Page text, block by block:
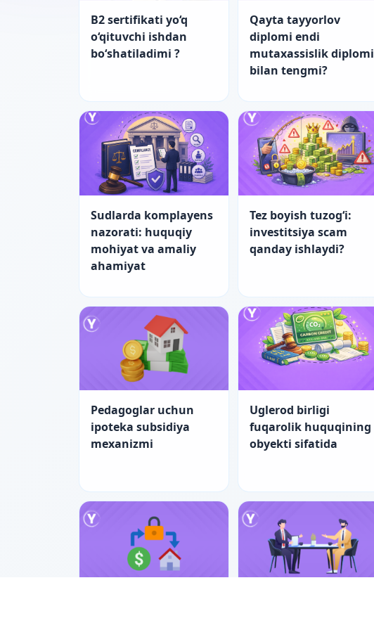
B2 sertifikati yo‘q
o‘qituvchi ishdan
bo‘shatiladimi ?
Qayta tayyorlov
diplomi endi
mutaxassislik diplomi
bilan tengmi?
Sudlarda komplayens
nazorati: huquqiy
mohiyat va amaliy
ahamiyat
Tez boyish tuzog‘i:
investitsiya scam
qanday ishlaydi?
Pedagoglar uchun
ipoteka subsidiya
mexanizmi
Uglerod birligi
fuqarolik huquqining
obyekti sifatida